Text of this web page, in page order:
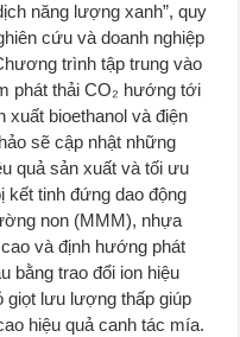
năng lượng xanh”, quy
cứu và doanh nghiệp
trình tập trung vào
phát thải CO₂ hướng tới
xuất bioethanol và điện
sẽ cập nhật những
quả sản xuất và tối ưu
kết tinh đứng dao động
non (MMM), nhựa
và định hướng phát
bằng trao đổi ion hiệu
giọt lưu lượng thấp giúp
hiệu quả canh tác mía.